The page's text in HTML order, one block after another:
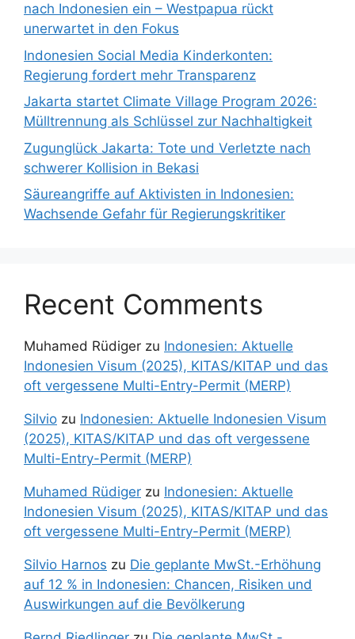
nach Indonesien ein – Westpapua rückt
unerwartet in den Fokus
Indonesien Social Media Kinderkonten:
Regierung fordert mehr Transparenz
Jakarta startet Climate Village Program 2026:
Mülltrennung als Schlüssel zur Nachhaltigkeit
Zugunglück Jakarta: Tote und Verletzte nach
schwerer Kollision in Bekasi
Säureangriffe auf Aktivisten in Indonesien:
Wachsende Gefahr für Regierungskritiker
Recent Comments
Muhamed Rüdiger zu Indonesien: Aktuelle
Indonesien Visum (2025), KITAS/KITAP und das
oft vergessene Multi-Entry-Permit (MERP)
Silvio zu Indonesien: Aktuelle Indonesien Visum
(2025), KITAS/KITAP und das oft vergessene
Multi-Entry-Permit (MERP)
Muhamed Rüdiger zu Indonesien: Aktuelle
Indonesien Visum (2025), KITAS/KITAP und das
oft vergessene Multi-Entry-Permit (MERP)
Silvio Harnos zu Die geplante MwSt.-Erhöhung
auf 12 % in Indonesien: Chancen, Risiken und
Auswirkungen auf die Bevölkerung